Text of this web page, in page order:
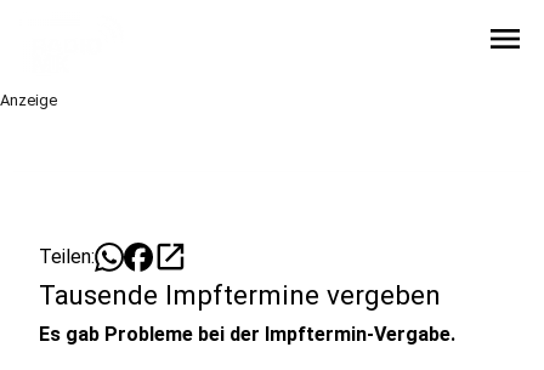
menu
Anzeige
Teilen: open_in_new
Tausende Impftermine vergeben
Es gab Probleme bei der Impftermin-Vergabe.